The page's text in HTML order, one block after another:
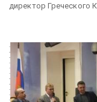
директор Греческого